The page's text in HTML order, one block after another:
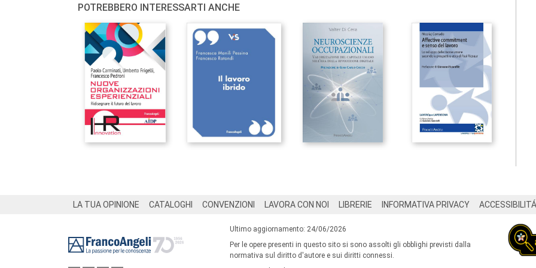
POTREBBERO INTERESSARTI ANCHE
LA TUA OPINIONE CATALOGHI CONVENZIONI LAVORA CON NOI LIBRERIE INFORMATIVA PRIVACY ACCESSIBILITÁ
Ultimo aggiornamento: 24/06/2026
Per le opere presenti in questo sito si sono assolti gli obblighi previsti dalla
normativa sul diritto d'autore e sui diritti connessi.